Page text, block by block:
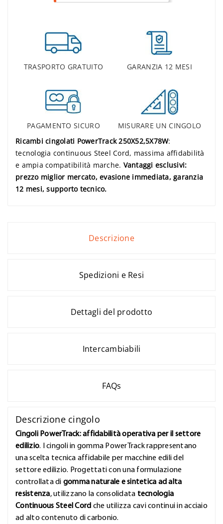
TRASPORTO GRATUITO GARANZIA 12 MESI
PAGAMENTO SICURO
MISURARE UN CINGOLO
Ricambi cingolati PowerTrack 250X52,5X78W:
tecnologia continuous Steel Cord, massima affidabilità
e ampia compatibilità marche. Vantaggi esclusivi:
prezzo miglior mercato, evasione immediata, garanzia
12 mesi, supporto tecnico.
Descrizione
Spedizioni e Resi
Dettagli del prodotto
Intercambiabili
FAQs
Descrizione cingolo
Cingoli PowerTrack: affidabilità operativa per il settore
edilizio. I cingoli in gomma PowerTrack rappresentano
una scelta tecnica affidabile per macchine edili del
settore edilizio. Progettati con una formulazione
controllata di gomma naturale e sintetica ad alta
resistenza, utilizzano la consolidata tecnologia
Continuous Steel Cord che utilizza cavi continui in acciaio
ad alto contenuto di carbonio.